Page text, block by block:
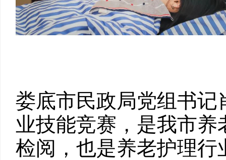
娄底市民政局党组书
业技能竞赛，是我市
检阅，也是养老护理